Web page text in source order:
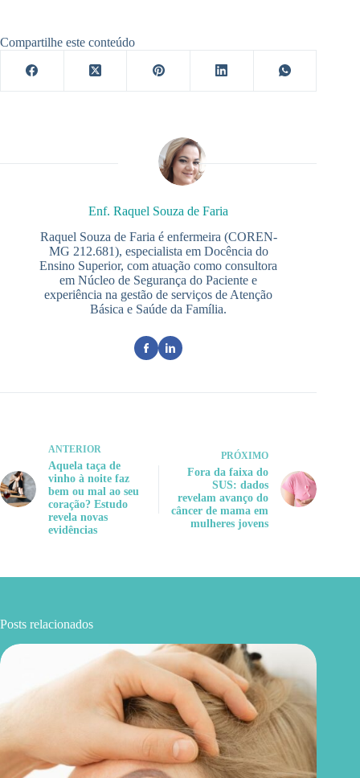
Compartilhe este conteúdo
Enf. Raquel Souza de Faria
Raquel Souza de Faria é enfermeira (COREN-
MG 212.681), especialista em Docência do
Ensino Superior, com atuação como consultora
em Núcleo de Segurança do Paciente e
experiência na gestão de serviços de Atenção
Básica e Saúde da Família.
ANTERIOR
Aquela taça de
vinho à noite faz
bem ou mal ao seu
coração? Estudo
revela novas
evidências
PRÓXIMO
Fora da faixa do
SUS: dados
revelam avanço do
câncer de mama em
mulheres jovens
Posts relacionados